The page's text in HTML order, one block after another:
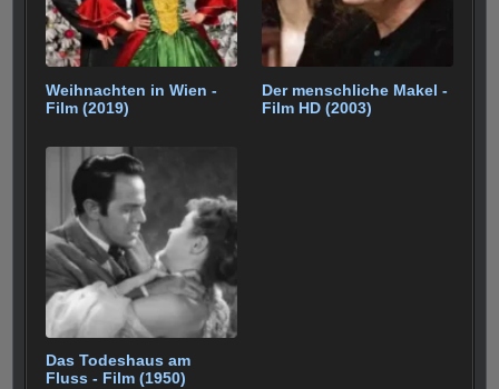
Weihnachten in Wien -
Film (2019)
Der menschliche Makel -
Film HD (2003)
Das Todeshaus am
Fluss - Film (1950)